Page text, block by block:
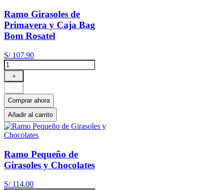
Ramo Girasoles de
Primavera y Caja Bag
Bom Rosatel
S/ 107.90
＋
－
Comprar ahora
Añadir al carrito
Ramo Pequeño de
Girasoles y Chocolates
S/ 114.00